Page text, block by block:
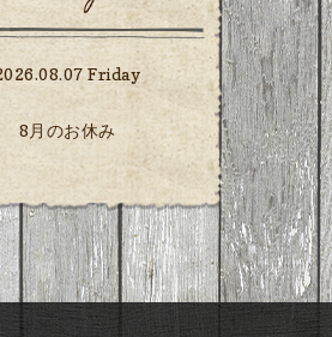
Friday
8月のお休み